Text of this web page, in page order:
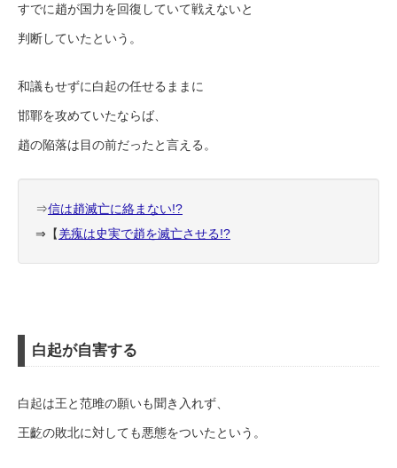
すでに趙が国力を回復していて戦えないと
判断していたという。
和議もせずに白起の任せるままに
邯鄲を攻めていたならば、
趙の陥落は目の前だったと言える。
⇒信は趙滅亡に絡まない!?
⇒【羌瘣は史実で趙を滅亡させる!?
白起が自害する
白起は王と范雎の願いも聞き入れず、
王齕の敗北に対しても悪態をついたという。